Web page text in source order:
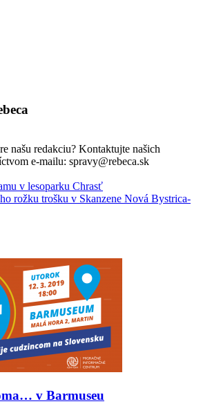
našu redakciu? Kontaktujte našich
e-mailu: spravy@rebeca.sk
v lesoparku Chrasť
rožku trošku v Skanzene Nová Bystrica-
v Barmuseu